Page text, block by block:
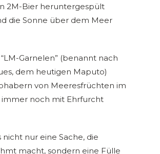
2M-Bier heruntergespült
die Sonne über dem Meer
Garnelen” (benannt nach
dem heutigen Maputo)
von Meeresfrüchten im
immer noch mit Ehrfurcht
nicht nur eine Sache, die
macht, sondern eine Fülle